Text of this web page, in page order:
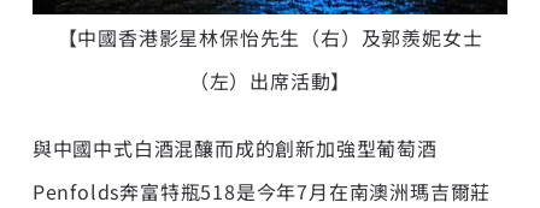
【中國香港影星林保怡先生（右）及郭羨妮女士
（左）出席活動】
與中國中式白酒混釀而成的創新加強型葡萄酒
Penfolds奔富特瓶518是今年7月在南澳洲瑪吉爾莊